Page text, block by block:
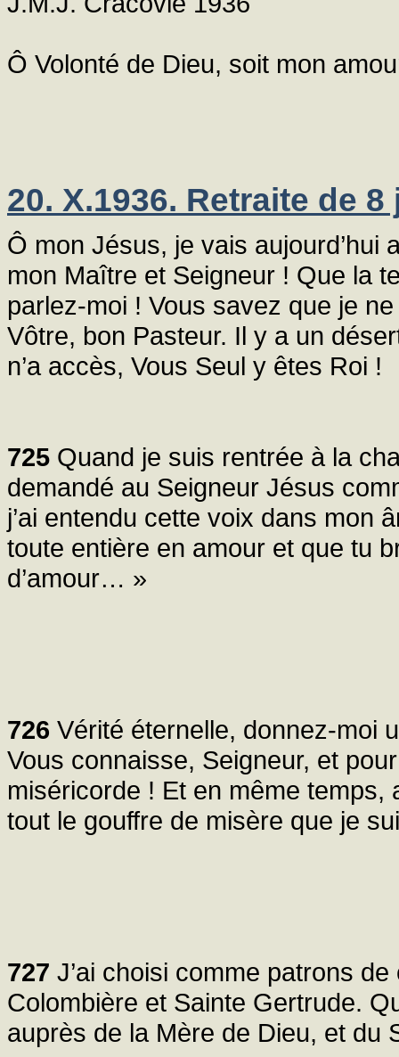
Ô Volonté de Dieu, soit mon
20. X.1936. Retraite de 8
Ô mon Jésus, je vais aujourd’hui
mon Maître et Seigneur ! Que la
parlez-moi ! Vous savez que je
Vôtre, bon Pasteur. Il y a un
n’a accès, Vous Seul y êtes Roi !
725 Quand je suis rentrée à la
demandé au Seigneur Jésus
j’ai entendu cette voix dans mon
toute entière en amour et que tu
d’amour… »
726 Vérité éternelle, donnez-moi
Vous connaisse, Seigneur, et
miséricorde ! Et en même
tout le gouffre de misère que je
727 J’ai choisi comme patrons
Colombière et Sainte Gertrude.
auprès de la Mère de Dieu, et du